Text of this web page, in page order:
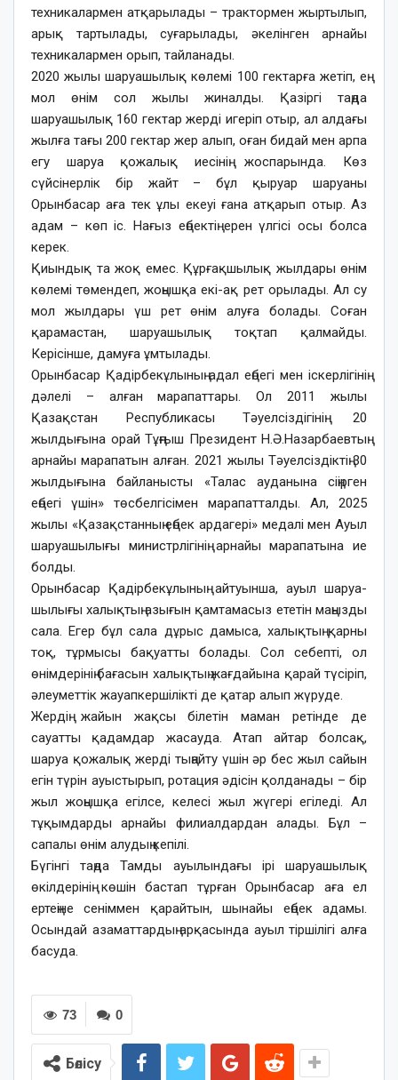
техникалармен атқарылады – трактормен жыртылып,
арық тартылады, суғарылады, әкелінген арнайы
техникалармен орып, тайланады.
2020 жылы шаруашылық көлемі 100 гектарға жетіп, ең
мол өнім сол жылы жиналды. Қазіргі таңда
шаруашылық 160 гектар жерді игеріп отыр, ал алдағы
жылға тағы 200 гектар жер алып, оған бидай мен арпа
егу шаруа қожалық иесінің жоспарында. Көз
сүйсінерлік бір жайт – бұл қыруар шаруаны
Орынбасар аға тек ұлы екеуі ғана атқарып отыр. Аз
адам – көп іс. Нағыз еңбектің ерен үлгісі осы болса
керек.
Қиындық та жоқ емес. Құрғақшылық жылдары өнім
көлемі төмендеп, жоңышқа екі-ақ рет орылады. Ал су
мол жылдары үш рет өнім алуға болады. Соған
қарамастан, шаруашылық тоқтап қалмайды.
Керісінше, дамуға ұмтылады.
Орынбасар Қадірбекұлының адал еңбегі мен іскерлігінің
дәлелі – алған марапаттары. Ол 2011 жылы
Қазақстан Республикасы Тәуелсіздігінің 20
жылдығына орай Тұңғыш Президент Н.Ә.Назарбаевтың
арнайы марапатын алған. 2021 жылы Тәуелсіздіктің 30
жылдығына байланысты «Талас ауданына сіңірген
еңбегі үшін» төсбелгісімен марапатталды. Ал, 2025
жылы «Қазақстанның еңбек ардагері» медалі мен Ауыл
шаруашылығы министрлігінің арнайы марапатына ие
болды.
Орынбасар Қадірбекұлының айтуынша, ауыл шаруа­
шылығы халықтың азығын қамтамасыз ететін маңызды
сала. Егер бұл сала дұрыс дамыса, халықтың қарны
тоқ, тұрмысы бақуатты болады. Сол себепті, ол
өнімдерінің бағасын халықтың жағдайына қарай түсіріп,
әлеуметтік жауапкершілікті де қатар алып жүруде.
Жердің жайын жақсы білетін маман ретінде де
сауатты қадамдар жасауда. Атап айтар болсақ,
шаруа қожалық жерді тыңайту үшін әр бес жыл сайын
егін түрін ауыстырып, ротация әдісін қолданады – бір
жыл жоңышқа егілсе, келесі жыл жүгері егіледі. Ал
тұқымдарды арнайы филиалдардан алады. Бұл –
сапалы өнім алудың кепілі.
Бүгінгі таңда Тамды ауылындағы ірі шаруа­шылық
өкілдерінің көшін бастап тұрған Орынбасар аға ел
ертеңіне сеніммен қарайтын, шынайы еңбек адамы.
Осындай азаматтардың арқасында ауыл тіршілігі алға
басуда.
0
73
Бөлісу